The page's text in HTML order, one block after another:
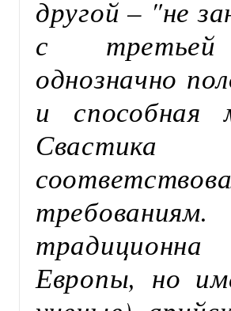
другой – "не
с
однозначно
и способная
Европы, но